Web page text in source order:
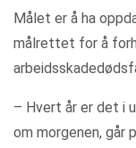
Målet er å ha
målrettet for å
– Hvert år er det i
om morgenen, går